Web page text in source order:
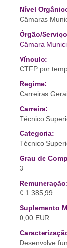
Nível
Câmaras
Órgão/
Câmara
Vínculo:
CTFP por
Regime:
Carreiras
Carreira:
Técnico
Categoria:
Técnico
Grau de
3
Remuneração:
€ 1.385,99
Suplemento
0,00 EUR
Desenvolve